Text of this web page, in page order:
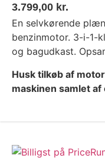
3.799,00 kr.
En selvkørende
benzinmotor. 3-i-1-
og bagudkast.
Husk tilkøb af
maskinen samlet af